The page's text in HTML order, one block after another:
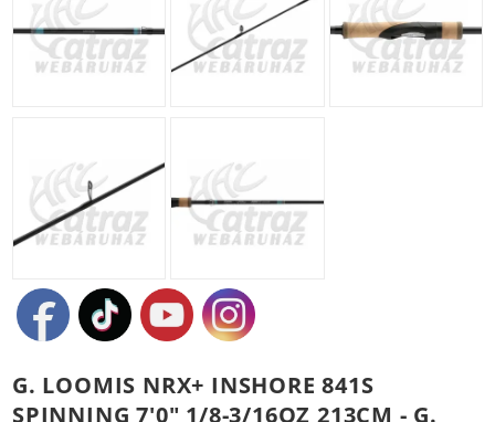
G. LOOMIS NRX+ INSHORE 841S
SPINNING 7'0" 1/8-3/16OZ 213CM - G.